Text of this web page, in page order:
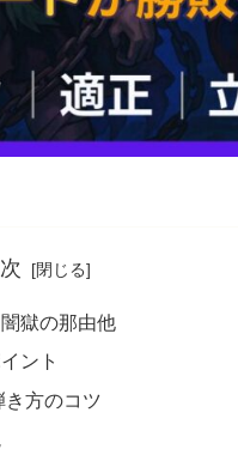
獄の那由他
ント
方のコツ